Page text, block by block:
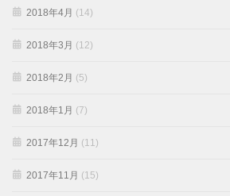
2018年4月 (14)
2018年3月 (12)
2018年2月 (5)
2018年1月 (7)
2017年12月 (11)
2017年11月 (15)